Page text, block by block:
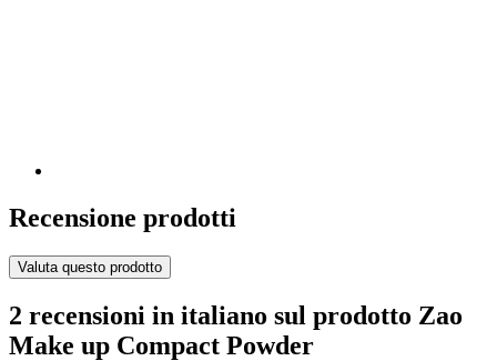
Recensione prodotti
Valuta questo prodotto
2 recensioni in italiano sul prodotto Zao
Make up Compact Powder